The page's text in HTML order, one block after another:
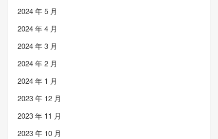
2024 年 5 月
2024 年 4 月
2024 年 3 月
2024 年 2 月
2024 年 1 月
2023 年 12 月
2023 年 11 月
2023 年 10 月